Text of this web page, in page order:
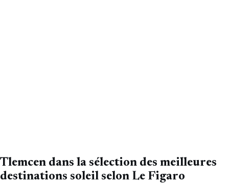
Tlemcen dans la sélection des meilleures
destinations soleil selon Le Figaro